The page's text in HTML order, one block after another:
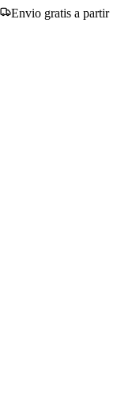
Envio gratis a partir